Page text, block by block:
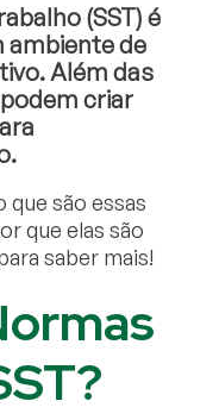
(SST) é
ambiente de
Além das
criar
são essas
que elas são
saber mais!